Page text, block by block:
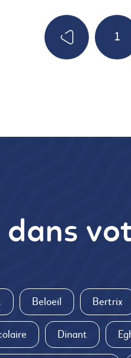
1
dans
Beloeil Bertrix
Dinant